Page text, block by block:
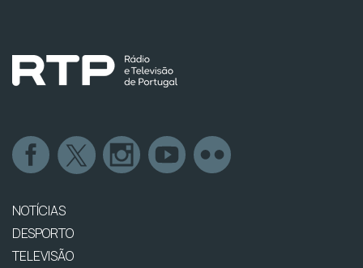
NOTÍCIAS
DESPORTO
TELEVISÃO